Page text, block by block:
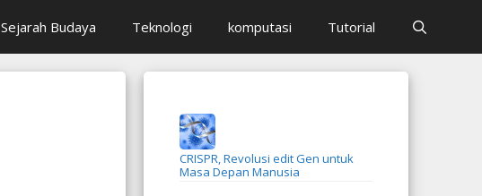
Sejarah Budaya Teknologi komputasi Tutorial
CRISPR, Revolusi edit Gen untuk
Masa Depan Manusia